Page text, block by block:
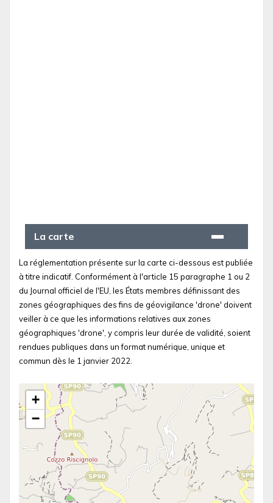
La carte
La réglementation présente sur la carte ci-dessous est publiée
à titre indicatif. Conformément à l'article 15 paragraphe 1 ou 2
du Journal officiel de l'EU, les États membres définissant des
zones géographiques des fins de géovigilance 'drone' doivent
veiller à ce que les informations relatives aux zones
géographiques 'drone', y compris leur durée de validité, soient
rendues publiques dans un format numérique, unique et
commun dès le 1 janvier 2022.